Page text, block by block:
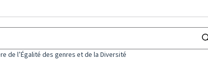
de l’Égalité des genres et de la Diversité